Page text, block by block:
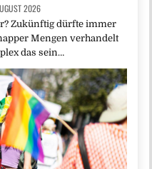
2026
Zukünftig dürfte immer
Mengen verhandelt
das sein…